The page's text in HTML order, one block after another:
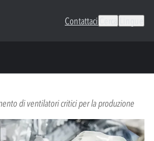
Contattaci
di ventilatori critici per la produzione